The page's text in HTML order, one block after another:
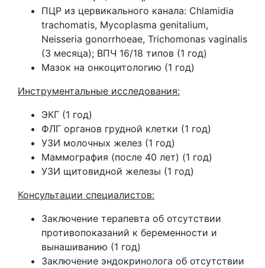
ПЦР из цервикального канала: Chlamidia
trachomatis, Mycoplasma genitalium,
Neisseria gonorrhoeae, Trichomonas vaginalis
(3 месяца); ВПЧ 16/18 типов (1 год)
Мазок на онкоцитологию (1 год)
Инструментальные исследования:
ЭКГ (1 год)
ФЛГ органов грудной клетки (1 год)
УЗИ молочных желез (1 год)
Маммография (после 40 лет) (1 год)
УЗИ щитовидной железы (1 год)
Консультации специалистов:
Заключение терапевта об отсутствии
противопоказаний к беременности и
вынашиванию (1 год)
Заключение эндокринолога об отсутствии